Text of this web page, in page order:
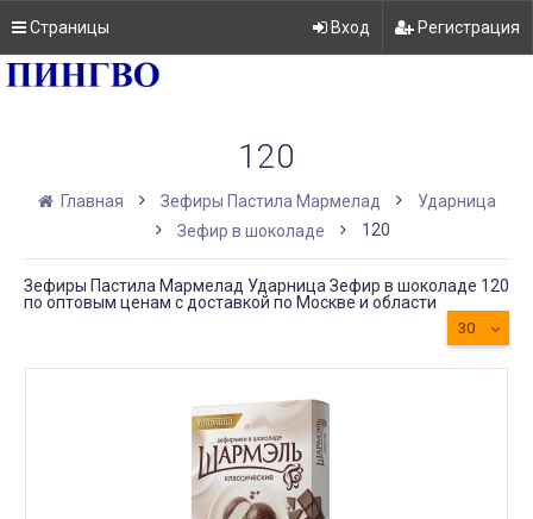
Страницы Вход Регистрация
120
Главная Зефиры Пастила Мармелад
Ударница
Зефир в шоколаде
120
Зефиры Пастила Мармелад Ударница Зефир в шоколаде 120
по оптовым ценам с доставкой по Москве и области
30